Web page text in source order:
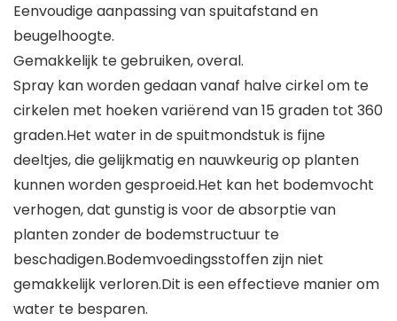
Eenvoudige aanpassing van spuitafstand en
beugelhoogte.
Gemakkelijk te gebruiken, overal.
Spray kan worden gedaan vanaf halve cirkel om te
cirkelen met hoeken variërend van 15 graden tot 360
graden.Het water in de spuitmondstuk is fijne
deeltjes, die gelijkmatig en nauwkeurig op planten
kunnen worden gesproeid.Het kan het bodemvocht
verhogen, dat gunstig is voor de absorptie van
planten zonder de bodemstructuur te
beschadigen.Bodemvoedingsstoffen zijn niet
gemakkelijk verloren.Dit is een effectieve manier om
water te besparen.